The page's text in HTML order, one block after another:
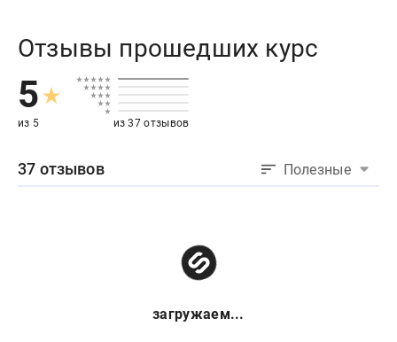
Отзывы прошедших курс
5
из 5 из 37 отзывов
37 отзывов Полезные
загружаем...